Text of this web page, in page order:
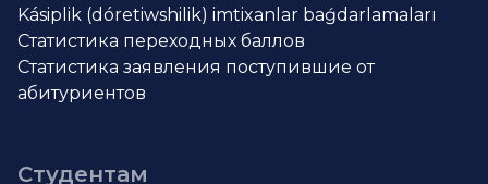
Kásiplik (dóretiwshilik) imtixanlar baǵdarlamaları
Статистика переходных баллов
Статистика заявления поступившие от
абитуриентов
Студентам